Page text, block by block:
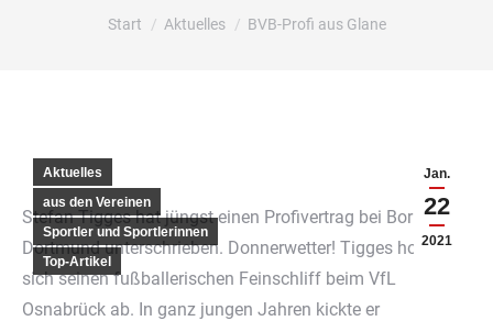
Sie befinden sich hier:
Start Aktuelles BVB-Profi aus Glane
Jan.
22
2021
Aktuelles
aus den Vereinen
Sportler und Sportlerinnen
Top-Artikel
Stefan Tigges hat jüngst einen Profivertrag bei Borussia
Dortmund unterschrieben. Donnerwetter! Tigges holte
sich seinen fußballerischen Feinschliff beim VfL
Osnabrück ab. In ganz jungen Jahren kickte er